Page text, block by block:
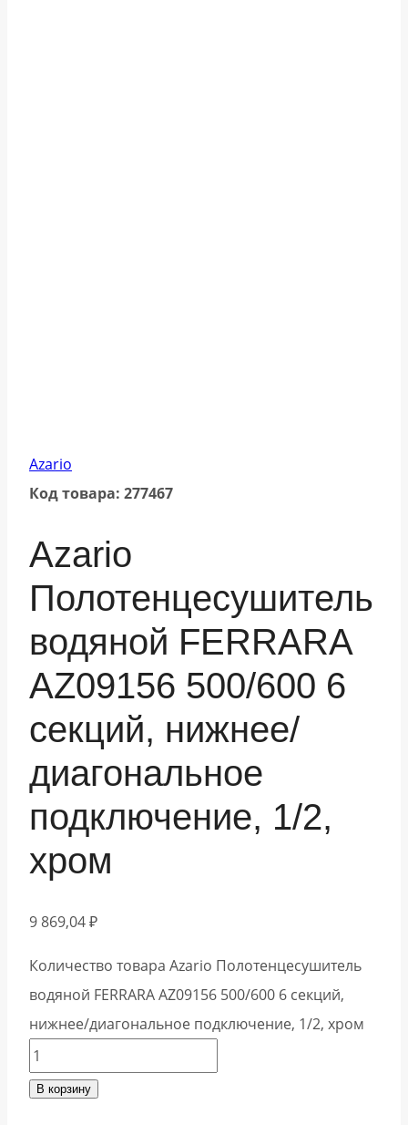
Azario
Код товара: 277467
Azario
Полотенцесушитель
водяной FERRARA
AZ09156 500/600 6
секций, нижнее/
диагональное
подключение, 1/2,
хром
9 869,04₽
Количество товара Azario Полотенцесушитель
водяной FERRARA AZ09156 500/600 6 секций,
нижнее/диагональное подключение, 1/2, хром
В корзину